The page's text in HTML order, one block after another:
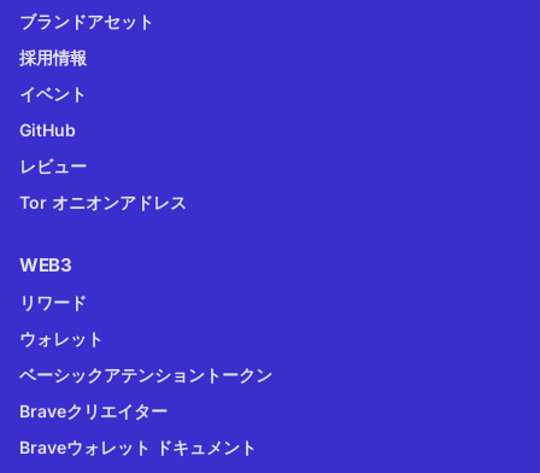
ブランドアセット
採用情報
イベント
GitHub
レビュー
Tor オニオンアドレス
WEB3
リワード
ウォレット
ベーシックアテンショントークン
Braveクリエイター
Braveウォレット ドキュメント